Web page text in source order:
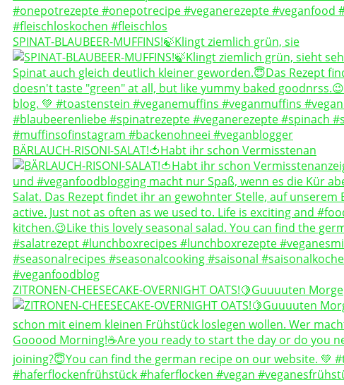
SPINAT-BLAUBEER-MUFFINS!🍃Klingt ziemlich grün, sie
BÄRLAUCH-RISONI-SALAT!🍅Habt ihr schon Vermisstenan
ZITRONEN-CHEESECAKE-OVERNIGHT OATS!🍋Guuuuten Morge